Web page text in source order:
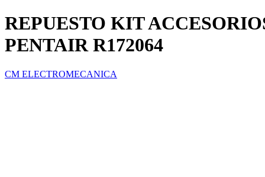
REPUESTO KIT
PENTAIR R172064
CM ELECTROMECANICA